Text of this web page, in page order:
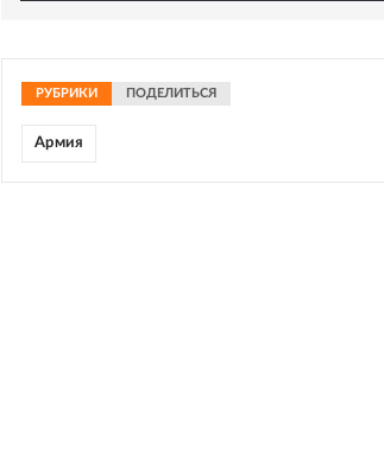
РУБРИКИ ПОДЕЛИТЬСЯ
Армия